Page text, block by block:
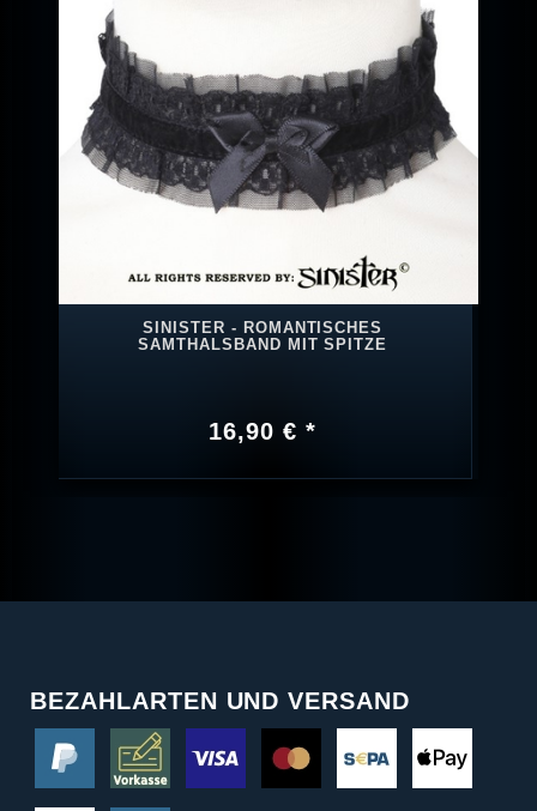
SINISTER - ROMANTISCHES
SAMTHALSBAND MIT SPITZE
16,90 € *
BEZAHLARTEN UND VERSAND